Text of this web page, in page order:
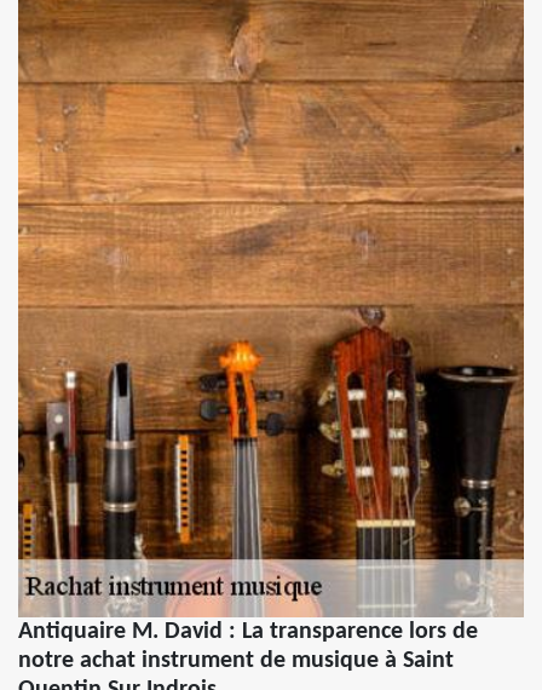
Antiquaire M. David : La transparence lors de
notre achat instrument de musique à Saint